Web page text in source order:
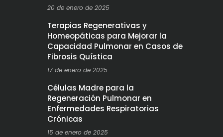
20 de enero de 2025
Terapias Regenerativas y
Homeopáticas para Mejorar la
Capacidad Pulmonar en Casos de
Fibrosis Quística
17 de enero de 2025
Células Madre para la
Regeneración Pulmonar en
Enfermedades Respiratorias
Crónicas
15 de enero de 2025